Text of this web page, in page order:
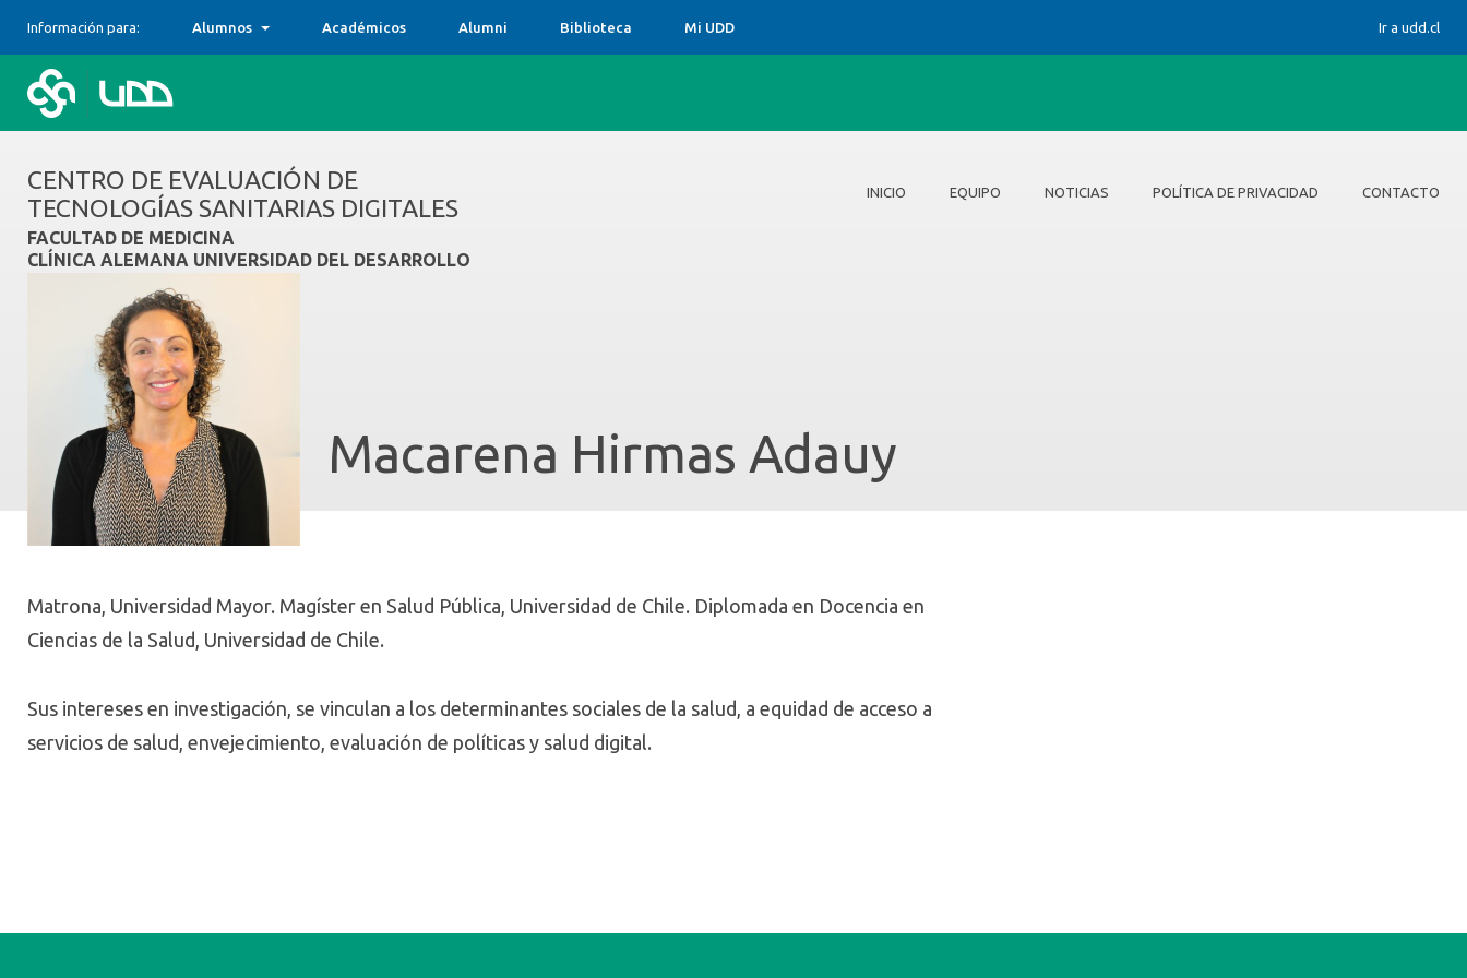
CENTRO DE EVALUACIÓN DE
TECNOLOGÍAS SANITARIAS DIGITALES
FACULTAD DE MEDICINA
CLÍNICA ALEMANA UNIVERSIDAD DEL DESARROLLO
Información para: Alumnos Académicos Alumni Biblioteca Mi UDD Ir a udd.cl
INICIO EQUIPO NOTICIAS POLÍTICA DE PRIVACIDAD CONTACTO
Macarena Hirmas Adauy
Matrona, Universidad Mayor. Magíster en Salud Pública, Universidad de Chile. Diplomada en Docencia en
Ciencias de la Salud, Universidad de Chile.
Sus intereses en investigación, se vinculan a los determinantes sociales de la salud, a equidad de acceso a
servicios de salud, envejecimiento, evaluación de políticas y salud digital.